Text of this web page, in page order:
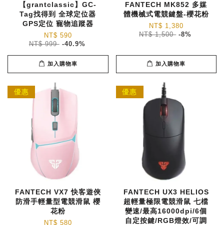
【grantclassic】GC-
Tag找得到 全球定位器
GPS定位 寵物追蹤器
NT$ 590
NT$ 999 -40.9%
加入購物車
FANTECH MK852 多媒
體機械式電競鍵盤-櫻花粉
NT$ 1,380
NT$ 1,500 -8%
加入購物車
優惠
FANTECH VX7 快客遊俠
防滑手輕量型電競滑鼠 櫻
花粉
NT$ 580
優惠
FANTECH UX3 HELIOS
超輕量極限電競滑鼠 七檔
變速/最高16000dpi/6個
自定按鍵/RGB燈效/可調